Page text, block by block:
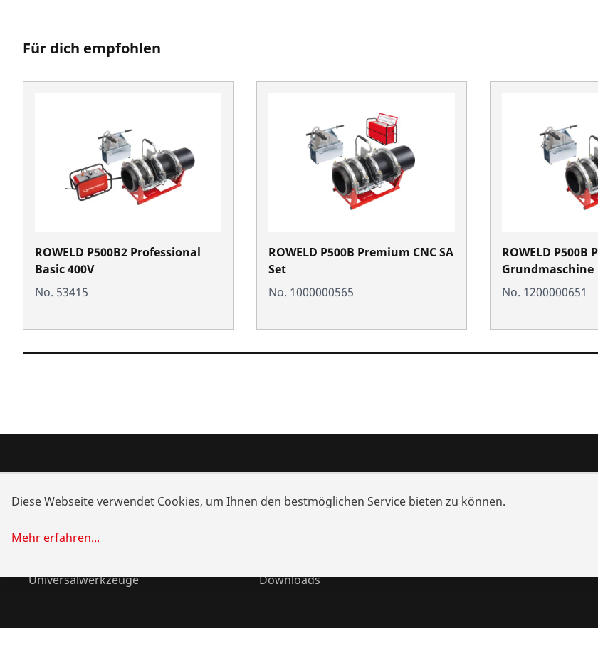
Für dich empfohlen
ROWELD P500B2 Professional
Basic 400V
No. 53415
ROWELD P500B Premium CNC SA
Set
No. 1000000565
ROWELD P500B
Grundmaschine
No. 1200000651
Wartung
Universalwerkzeuge
Händlersuche
Downloads
Schulungen
Diese Webseite verwendet Cookies, um Ihnen den bestmöglichen Service bieten zu können.
Mehr erfahren...